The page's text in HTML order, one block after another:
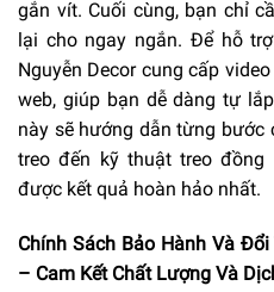
gắn vít. Cuối cùng, bạn chỉ
lại cho ngay ngắn. Để hỗ
Nguyễn Decor cung cấp
web, giúp bạn dễ dàng tự
này sẽ hướng dẫn từng
treo đến kỹ thuật treo
được kết quả hoàn hảo nhất.
Chính Sách Bảo Hành Và
– Cam Kết Chất Lượng Và